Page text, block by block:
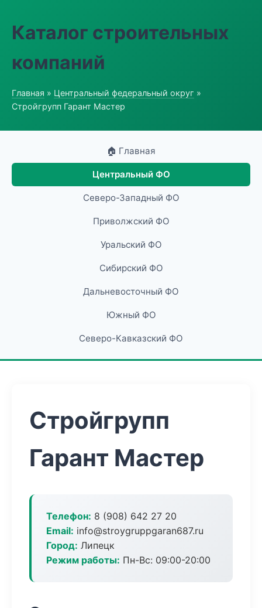
Каталог строительных
компаний
Главная » Центральный федеральный округ »
Стройгрупп Гарант Мастер
🏠 Главная
Центральный ФО
Северо-Западный ФО
Приволжский ФО
Уральский ФО
Сибирский ФО
Дальневосточный ФО
Южный ФО
Северо-Кавказский ФО
Стройгрупп
Гарант Мастер
Телефон: 8 (908) 642 27 20
Email: info@stroygruppgaran687.ru
Город: Липецк
Режим работы: Пн-Вс: 09:00-20:00